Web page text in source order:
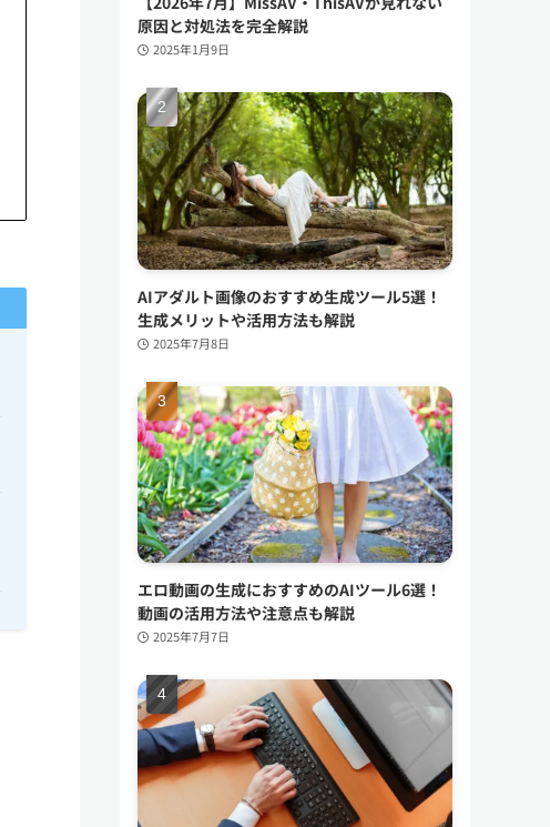
原因と対処法を完全解説
2025年1月9日
AIアダルト画像のおすすめ生成ツール5選！
生成メリットや活用方法も解説
2025年7月8日
エロ動画の生成におすすめのAIツール6選！
動画の活用方法や注意点も解説
2025年7月7日